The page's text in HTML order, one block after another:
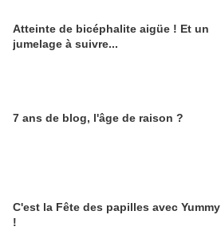
Atteinte de bicéphalite aigüe ! Et un
jumelage à suivre...
7 ans de blog, l'âge de raison ?
C'est la Fête des papilles avec Yummy
!